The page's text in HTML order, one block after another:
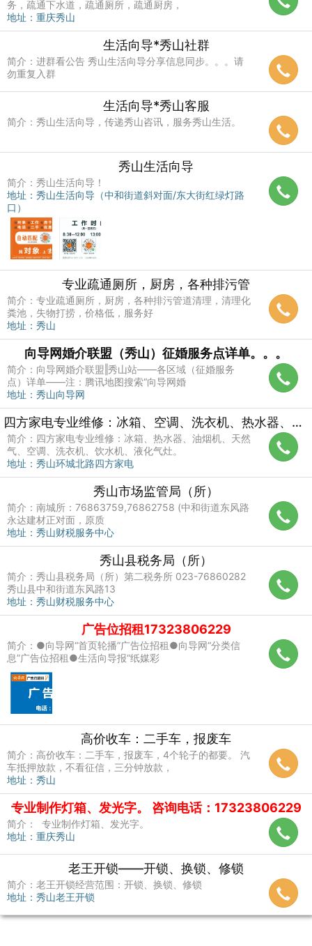
务，疏通下水道，疏通厕所，疏通厨房，
地址：重庆秀山
生活向导*秀山社群
简介：进群看公告 秀山生活向导分享信息同步。。。请
勿重复入群
生活向导*秀山客服
简介：秀山生活向导，传递秀山咨讯，服务秀山生活。
秀山生活向导
简介：秀山生活向导！
地址：秀山生活向导（中和街道斜对面/东大街红绿灯路
口）
专业疏通厕所，厨房，各种排污管
简介：专业疏通厕所，厨房，各种排污管道清理，清理化
粪池，失物打捞，价格低，服务好
地址：秀山
向导网婚介联盟（秀山）征婚服务点详单。。。
简介：向导网婚介联盟‖秀山站——各区域（征婚服务
点）详单——注：腾讯地图搜索“向导网婚
地址：秀山向导网
四方家电专业维修：冰箱、空调、洗衣机、热水器、油烟机等家电
简介：四方家电专业维修：冰箱、热水器、油烟机、天然
气、空调、洗衣机、饮水机、液化气灶。
地址：秀山环城北路四方家电
秀山市场监管局（所）
简介：南城所：76863759,76862758 (中和街道东风路
永达建材正对面，原质
地址：秀山财税服务中心
秀山县税务局（所）
简介：秀山县税务局（所）第二税务所 023-76860282
秀山县中和街道东风路13
地址：秀山财税服务中心
广告位招租17323806229
简介：●向导网“首页轮播”广告位招租●向导网“分类信
息”广告位招租●生活向导报“纸媒彩
高价收车：二手车，报废车
简介：高价收车：二手车，报废车，4个轮子的都要。 汽
车抵押放款，不看征信，三分钟放款，
地址：秀山
专业制作灯箱、发光字。 咨询电话：17323806229
简介： 专业制作灯箱、发光字。
地址：重庆秀山
老王开锁——开锁、换锁、修锁
简介：老王开锁经营范围：开锁、换锁、修锁
地址：秀山老王开锁